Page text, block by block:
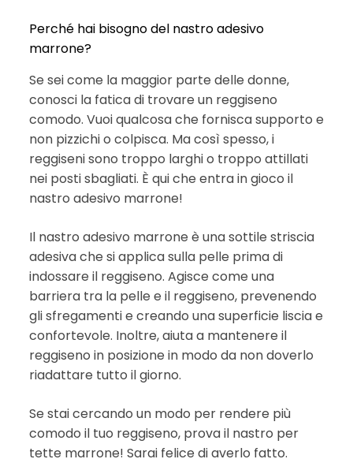
Perché hai bisogno del nastro adesivo
marrone?
Se sei come la maggior parte delle donne,
conosci la fatica di trovare un reggiseno
comodo. Vuoi qualcosa che fornisca supporto e
non pizzichi o colpisca. Ma così spesso, i
reggiseni sono troppo larghi o troppo attillati
nei posti sbagliati. È qui che entra in gioco il
nastro adesivo marrone!
Il nastro adesivo marrone è una sottile striscia
adesiva che si applica sulla pelle prima di
indossare il reggiseno. Agisce come una
barriera tra la pelle e il reggiseno, prevenendo
gli sfregamenti e creando una superficie liscia e
confortevole. Inoltre, aiuta a mantenere il
reggiseno in posizione in modo da non doverlo
riadattare tutto il giorno.
Se stai cercando un modo per rendere più
comodo il tuo reggiseno, prova il nastro per
tette marrone! Sarai felice di averlo fatto.